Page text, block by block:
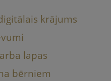
krājums
lapas
bērniem